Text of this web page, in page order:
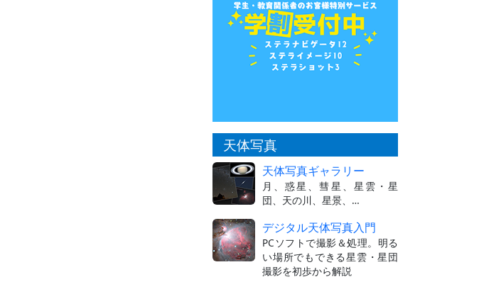
天体写真
天体写真ギャラリー
月、惑星、彗星、星雲・星
団、天の川、星景、…
デジタル天体写真入門
PCソフトで撮影＆処理。明る
い場所でもできる星雲・星団
撮影を初歩から解説